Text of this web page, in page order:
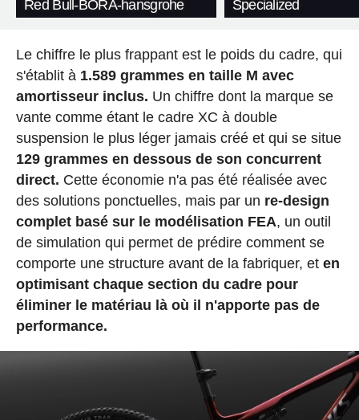
Red Bull-BORA-hansgrohe
Specialized
Le chiffre le plus frappant est le poids du cadre, qui
s'établit à 1.589 grammes en taille M avec
amortisseur inclus. Un chiffre dont la marque se
vante comme étant le cadre XC à double
suspension le plus léger jamais créé et qui se situe
129 grammes en dessous de son concurrent
direct. Cette économie n'a pas été réalisée avec
des solutions ponctuelles, mais par un re-design
complet basé sur le modélisation FEA, un outil
de simulation qui permet de prédire comment se
comporte une structure avant de la fabriquer, et en
optimisant chaque section du cadre pour
éliminer le matériau là où il n'apporte pas de
performance.